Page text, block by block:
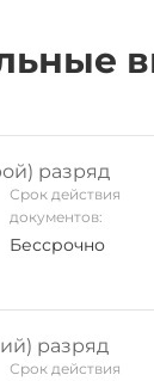
разряд
Срок действия
документов:
Бессрочно
разряд
Срок действия